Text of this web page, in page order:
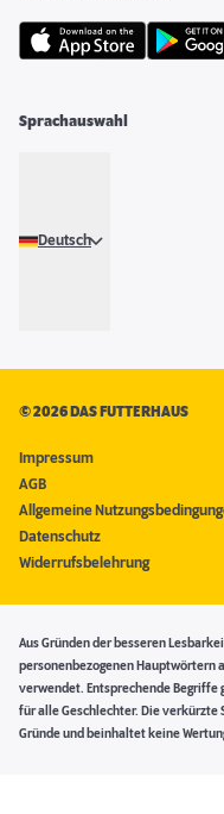
Sprachauswahl
Deutsch
©2026 DAS FUTTERHAUS
Impressum
AGB
Allgemeine
Datenschutz
Widerrufsbelehrung
Aus Gründen der besseren
personenbezogenen Hauptwörtern
verwendet. Entsprechende Begriffe
für alle Geschlechter. Die
Gründe und beinhaltet keine